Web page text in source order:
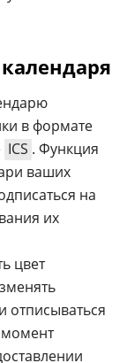
в формате
ICS . Функция
ваших
на
их
цвет
отписываться